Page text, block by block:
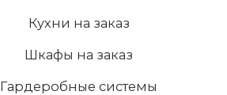
Кухни на заказ
Шкафы на заказ
Гардеробные системы